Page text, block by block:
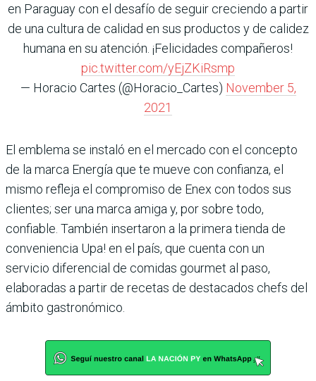
en Paraguay con el desafío de seguir creciendo a partir
de una cultura de calidad en sus productos y de calidez
humana en su atención. ¡Felicidades compañeros!
pic.twitter.com/yEjZKiRsmp
— Horacio Cartes (@Horacio_Cartes) November 5,
2021
El emblema se instaló en el mercado con el concepto
de la marca Energía que te mueve con confianza, el
mismo refleja el compromiso de Enex con todos sus
clientes; ser una marca amiga y, por sobre todo,
confiable. Tam­bién insertaron a la pri­mera tienda de
conveniencia Upa! en el país, que cuenta con un
servicio diferencial de comidas gourmet al paso,
elaboradas a partir de rece­tas de destacados chefs del
ámbito gastronómico.